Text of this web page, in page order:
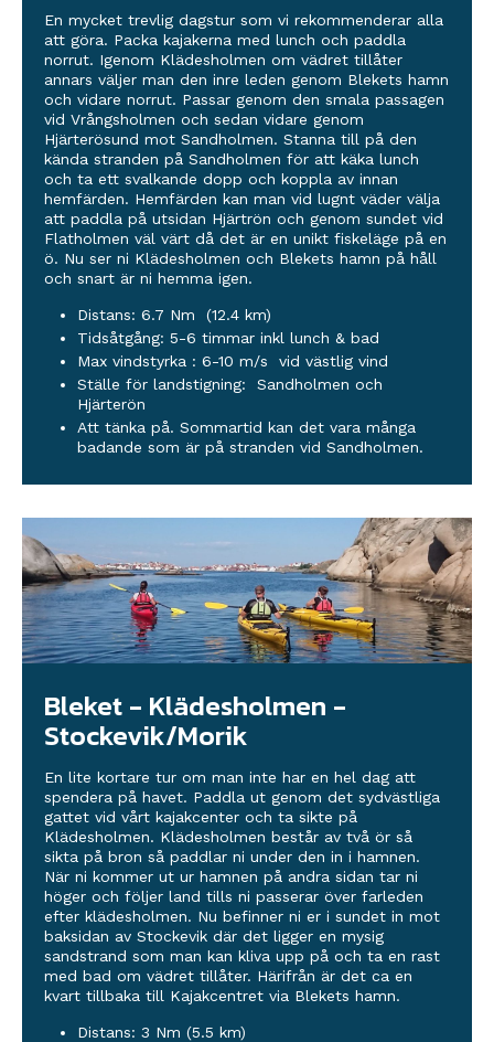
En mycket trevlig dagstur som vi rekommenderar alla
att göra. Packa kajakerna med lunch och paddla
norrut. Igenom Klädesholmen om vädret tillåter
annars väljer man den inre leden genom Blekets hamn
och vidare norrut. Passar genom den smala passagen
vid Vrångsholmen och sedan vidare genom
Hjärterösund mot Sandholmen. Stanna till på den
kända stranden på Sandholmen för att käka lunch
och ta ett svalkande dopp och koppla av innan
hemfärden. Hemfärden kan man vid lugnt väder välja
att paddla på utsidan Hjärtrön och genom sundet vid
Flatholmen väl värt då det är en unikt fiskeläge på en
ö. Nu ser ni Klädesholmen och Blekets hamn på håll
och snart är ni hemma igen.
Distans: 6.7 Nm (12.4 km)
Tidsåtgång: 5-6 timmar inkl lunch & bad
Max vindstyrka : 6-10 m/s vid västlig vind
Ställe för landstigning: Sandholmen och
Hjärterön
Att tänka på. Sommartid kan det vara många
badande som är på stranden vid Sandholmen.
Bleket - Klädesholmen -
Stockevik/Morik
En lite kortare tur om man inte har en hel dag att
spendera på havet. Paddla ut genom det sydvästliga
gattet vid vårt kajakcenter och ta sikte på
Klädesholmen. Klädesholmen består av två ör så
sikta på bron så paddlar ni under den in i hamnen.
När ni kommer ut ur hamnen på andra sidan tar ni
höger och följer land tills ni passerar över farleden
efter klädesholmen. Nu befinner ni er i sundet in mot
baksidan av Stockevik där det ligger en mysig
sandstrand som man kan kliva upp på och ta en rast
med bad om vädret tillåter. Härifrån är det ca en
kvart tillbaka till Kajakcentret via Blekets hamn.
Distans: 3 Nm (5.5 km)